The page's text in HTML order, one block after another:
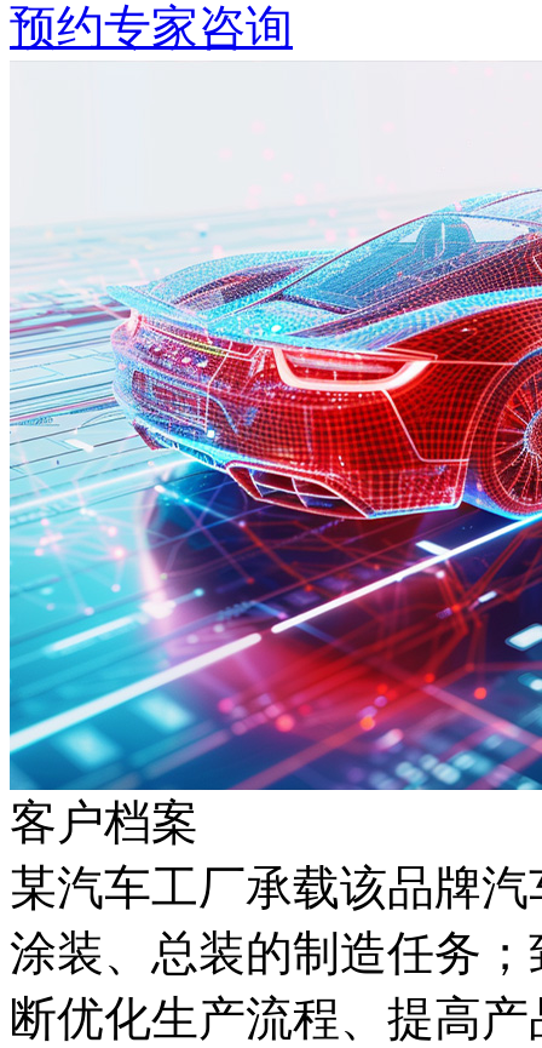
预约专家咨询
客户档案
某汽车工厂承载该品牌汽车
涂装、总装的制造任
断优化生产流程、提